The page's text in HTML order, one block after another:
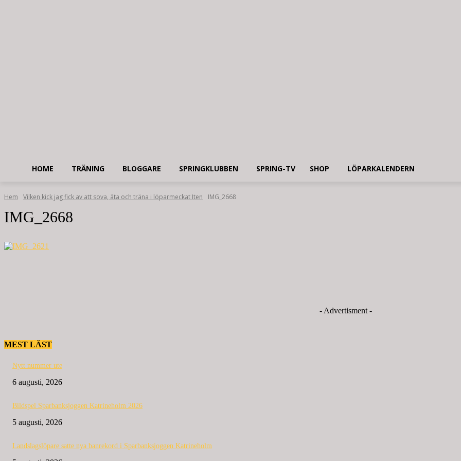
HOME TRÄNING BLOGGARE SPRINGKLUBBEN SPRING-TV SHOP LÖPARKALENDERN
Hem Vilken kick jag fick av att sova, äta och träna i löparmeckat Iten IMG_2668
IMG_2668
- Advertisment -
MEST LÄST
Nytt nummer ute
6 augusti, 2026
Bildspel Sparbanksjoggen Katrineholm 2026
5 augusti, 2026
Landslagslöpare satte nya banrekord i Sparbanksjoggen Katrineholm